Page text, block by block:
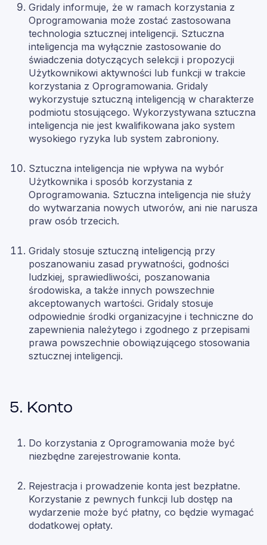
Gridaly informuje, że w ramach korzystania z
Oprogramowania może zostać zastosowana
technologia sztucznej inteligencji. Sztuczna
inteligencja ma wyłącznie zastosowanie do
świadczenia dotyczących selekcji i propozycji
Użytkownikowi aktywności lub funkcji w trakcie
korzystania z Oprogramowania. Gridaly
wykorzystuje sztuczną inteligencją w charakterze
podmiotu stosującego. Wykorzystywana sztuczna
inteligencja nie jest kwalifikowana jako system
wysokiego ryzyka lub system zabroniony.
Sztuczna inteligencja nie wpływa na wybór
Użytkownika i sposób korzystania z
Oprogramowania. Sztuczna inteligencja nie służy
do wytwarzania nowych utworów, ani nie narusza
praw osób trzecich.
Gridaly stosuje sztuczną inteligencją przy
poszanowaniu zasad prywatności, godności
ludzkiej, sprawiedliwości, poszanowania
środowiska, a także innych powszechnie
akceptowanych wartości. Gridaly stosuje
odpowiednie środki organizacyjne i techniczne do
zapewnienia należytego i zgodnego z przepisami
prawa powszechnie obowiązującego stosowania
sztucznej inteligencji.
5. Konto
Do korzystania z Oprogramowania może być
niezbędne zarejestrowanie konta.
Rejestracja i prowadzenie konta jest bezpłatne.
Korzystanie z pewnych funkcji lub dostęp na
wydarzenie może być płatny, co będzie wymagać
dodatkowej opłaty.